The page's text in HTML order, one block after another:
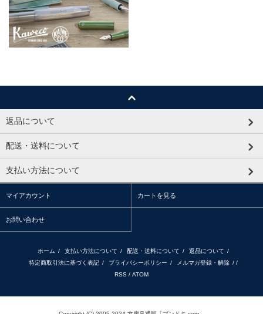
返品について
配送・送料について
支払い方法について
マイアカウント カートを見る
お問い合わせ
ホーム / 支払い方法について / 配送・送料について / 返品について /
特定商取引法に基づく表記 / プライバシーポリシー / メルマガ登録・解除 / /
RSS / ATOM